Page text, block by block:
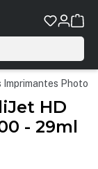
Imprimantes Photo
HD
- 29ml